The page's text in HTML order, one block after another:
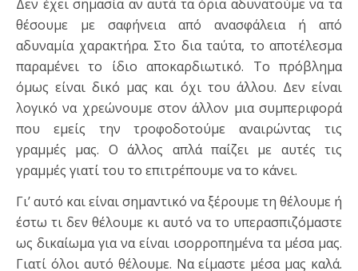
Δεν έχει σημασία αν αυτά τα όρια αδυνατούμε να τα
θέσουμε με σαφήνεια από ανασφάλεια ή από
αδυναμία χαρακτήρα. Στο δια ταύτα, το αποτέλεσμα
παραμένει το ίδιο αποκαρδιωτικό. Το πρόβλημα
όμως είναι δικό μας και όχι του άλλου. Δεν είναι
λογικό να χρεώνουμε στον άλλον μια συμπεριφορά
που εμείς την τροφοδοτούμε αναιρώντας τις
γραμμές μας. Ο άλλος απλά παίζει με αυτές τις
γραμμές γιατί του το επιτρέπουμε να το κάνει.
Γι’ αυτό και είναι σημαντικό να ξέρουμε τη θέλουμε ή
έστω τι δεν θέλουμε κι αυτό να το υπερασπιζόμαστε
ως δικαίωμα για να είναι ισορροπημένα τα μέσα μας.
Γιατί όλοι αυτό θέλουμε. Να είμαστε μέσα μας καλά.